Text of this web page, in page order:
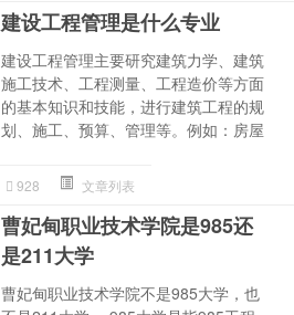
建设工程管理是什么专业
建设工程管理主要研究建筑力学、建筑
施工技术、工程测量、工程造价等方面
的基本知识和技能，进行建筑工程的规
划、施工、预算、管理等。例如：房屋
928 文章列表
曹妃甸职业技术学院是985还
是211大学
曹妃甸职业技术学院不是985大学，也